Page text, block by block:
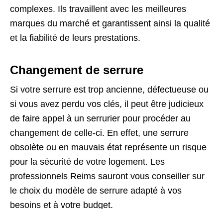
complexes. Ils travaillent avec les meilleures
marques du marché et garantissent ainsi la qualité
et la fiabilité de leurs prestations.
Changement de serrure
Si votre serrure est trop ancienne, défectueuse ou
si vous avez perdu vos clés, il peut être judicieux
de faire appel à un serrurier pour procéder au
changement de celle-ci. En effet, une serrure
obsolète ou en mauvais état représente un risque
pour la sécurité de votre logement. Les
professionnels Reims sauront vous conseiller sur
le choix du modèle de serrure adapté à vos
besoins et à votre budget.